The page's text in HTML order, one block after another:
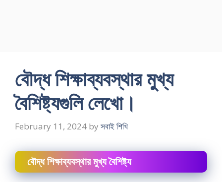
বৌদ্ধ শিক্ষাব্যবস্থার মুখ্য
বৈশিষ্ট্যগুলি লেখাে।
February 11, 2024 by সবাই শিখি
বৌদ্ধ শিক্ষাব্যবস্থার মুখ্য বৈশিষ্ট্য